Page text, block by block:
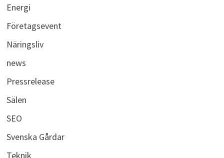
Energi
Företagsevent
Näringsliv
news
Pressrelease
Sälen
SEO
Svenska Gårdar
Teknik